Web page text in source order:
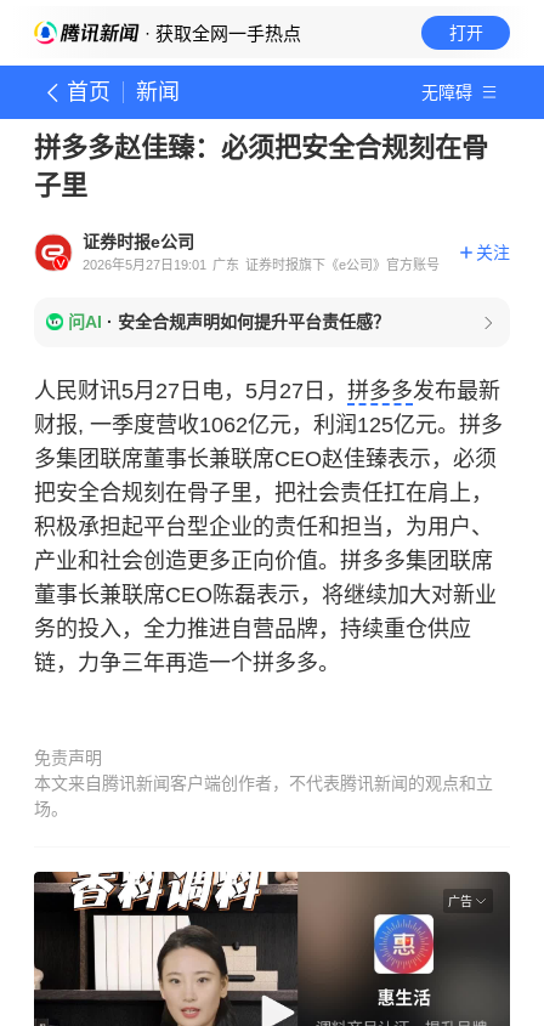
· 获取全网一手热点 打开
首页 新闻 无障碍
拼多多赵佳臻：必须把安全合规刻在骨
子里
证券时报e公司
2026年5月27日19:01 广东 证券时报旗下《e公司》官方账号
关注
问AI · 安全合规声明如何提升平台责任感？
人民财讯5月27日电，5月27日， 拼多多发布最新
财报, 一季度营收1062亿元，利润125亿元。拼多
多集团联席董事长兼联席CEO赵佳臻表示，必须
把安全合规刻在骨子里，把社会责任扛在肩上，
积极承担起平台型企业的责任和担当，为用户、
产业和社会创造更多正向价值。拼多多集团联席
董事长兼联席CEO陈磊表示，将继续加大对新业
务的投入，全力推进自营品牌，持续重仓供应
链，力争三年再造一个拼多多。
免责声明
本文来自腾讯新闻客户端创作者，不代表腾讯新闻的观点和立
场。
广告